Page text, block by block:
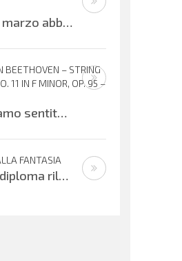
Venerdì 1 marzo abbiamo vissuto una meravigliosa serata musicale offerta dai Maestri Irene Sacchetti al flauto traverso e Fabio
BEETHOVEN – STRING
11 IN F MINOR, OP. 95 –
Ringraziamo sentitamente Gloria Foresti e i suoi giovani colleghi per la condivisione di questa bella esecuzione del Quartetto per
FANTASIA
Si allega diploma rilasciato all’XI° edizione del Concorso Gianni Rodari 2020: secondo premio al Coro Topolino din don. Un sentito